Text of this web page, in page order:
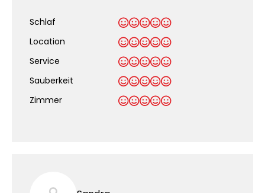
Schlaf
Location
Service
Sauberkeit
Zimmer